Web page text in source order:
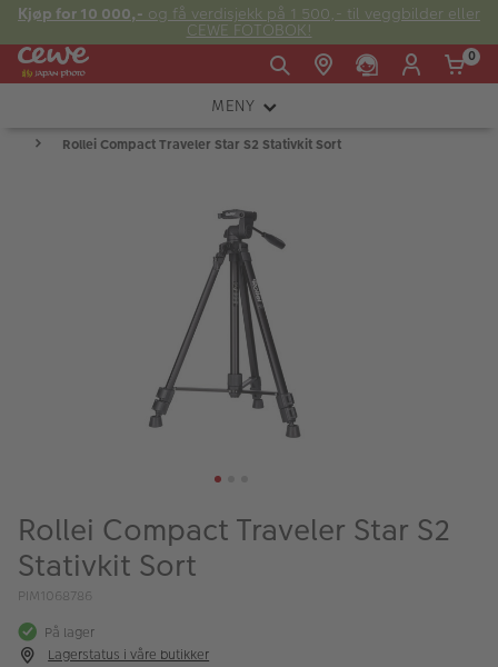
Kjøp for 10 000,- og få verdisjekk på 1 500,- til veggbilder eller
CEWE FOTOBOK!
Fre:
20:00
Søndag:
E-post:
kundeservice@japanphoto.no
0
MENY
KAMERA
Kampanjer
Merker
Lagersalg
Rollei Compact Traveler Star S2 Stativkit Sort
Rollei Compact Traveler Star S2
Stativkit Sort
PIM1068786
På lager
Lagerstatus i våre butikker